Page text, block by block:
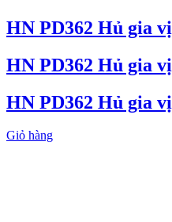
HN PD362 Hủ gia vị
HN PD362 Hủ gia vị
HN PD362 Hủ gia vị
Giỏ hàng